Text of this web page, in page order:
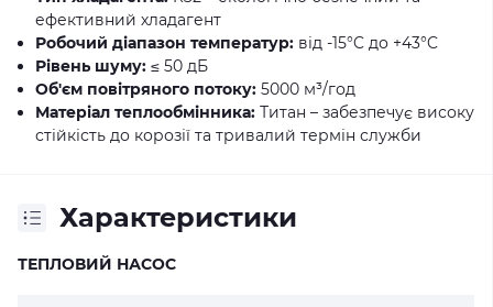
ефективний хладагент
Робочий діапазон температур: від -15°C до +43°C
Рівень шуму: ≤ 50 дБ
Об'єм повітряного потоку: 5000 м³/год
Матеріал теплообмінника: Титан – забезпечує високу
стійкість до корозії та тривалий термін служби
Характеристики
ТЕПЛОВИЙ НАСОС